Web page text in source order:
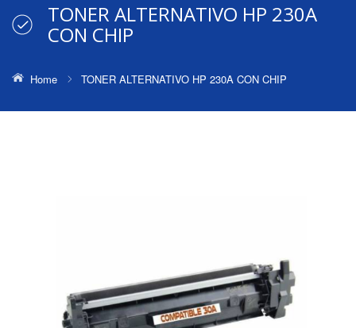
TONER ALTERNATIVO HP 230A
CON CHIP
Home TONER ALTERNATIVO HP 230A CON CHIP